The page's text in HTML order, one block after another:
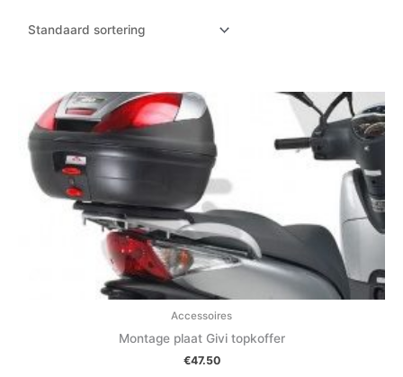
Accessoires
Montage plaat Givi topkoffer
€47.50